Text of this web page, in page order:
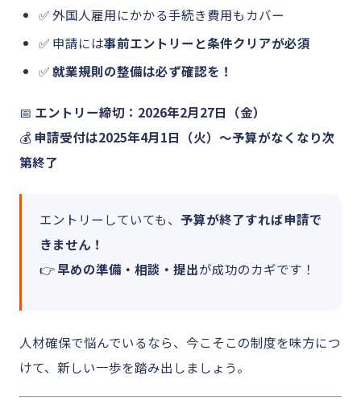
✅ 外国人雇用にかかる手続き費用もカバー
✅ 申請には事前エントリーと条件クリアが必須
✅就業規則の整備は必ず確認を！
📅 エントリー締切：2026年2月27日（金）
💰申請受付は2025年4月1日（火）〜予算がなくなり次
第終了
エントリーしていても、 予算が終了すれば申請で
きません！
👉早めの準備・相談・提出が成功のカギです！
人材確保で悩んでいるなら、今こそこの制度を味方につ
けて、新しい一歩を踏み出しましょう。